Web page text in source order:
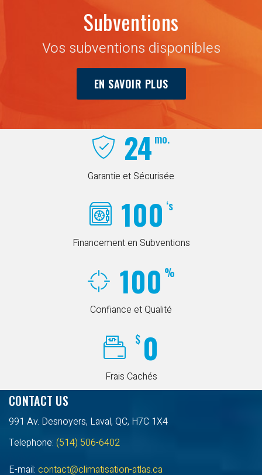
Subventions
Vos subventions disponibles
EN SAVOIR PLUS
24 mo.
Garantie et Sécurisée
100 ‘s
Financement en Subventions
100 %
Confiance et Qualité
$ 0
Frais Cachés
CONTACT US
991 Av. Desnoyers, Laval, QC, H7C 1X4
Telephone: (514) 506-6402
E-mail: contact@climatisation-atlas.ca